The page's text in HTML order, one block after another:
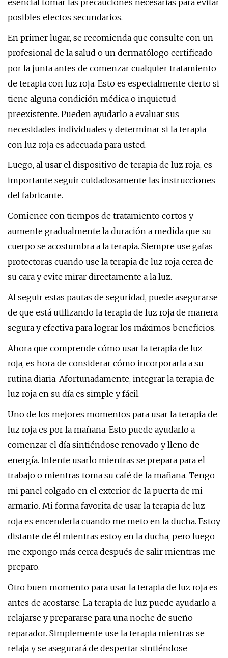
esencial tomar las precauciones necesarias para evitar
posibles efectos secundarios.
En primer lugar, se recomienda que consulte con un
profesional de la salud o un dermatólogo certificado
por la junta antes de comenzar cualquier tratamiento
de terapia con luz roja. Esto es especialmente cierto si
tiene alguna condición médica o inquietud
preexistente. Pueden ayudarlo a evaluar sus
necesidades individuales y determinar si la terapia
con luz roja es adecuada para usted.
Luego, al usar el dispositivo de terapia de luz roja, es
importante seguir cuidadosamente las instrucciones
del fabricante.
Comience con tiempos de tratamiento cortos y
aumente gradualmente la duración a medida que su
cuerpo se acostumbra a la terapia. Siempre use gafas
protectoras cuando use la terapia de luz roja cerca de
su cara y evite mirar directamente a la luz.
Al seguir estas pautas de seguridad, puede asegurarse
de que está utilizando la terapia de luz roja de manera
segura y efectiva para lograr los máximos beneficios.
Ahora que comprende cómo usar la terapia de luz
roja, es hora de considerar cómo incorporarla a su
rutina diaria. Afortunadamente, integrar la terapia de
luz roja en su día es simple y fácil.
Uno de los mejores momentos para usar la terapia de
luz roja es por la mañana. Esto puede ayudarlo a
comenzar el día sintiéndose renovado y lleno de
energía. Intente usarlo mientras se prepara para el
trabajo o mientras toma su café de la mañana. Tengo
mi panel colgado en el exterior de la puerta de mi
armario. Mi forma favorita de usar la terapia de luz
roja es encenderla cuando me meto en la ducha. Estoy
distante de él mientras estoy en la ducha, pero luego
me expongo más cerca después de salir mientras me
preparo.
Otro buen momento para usar la terapia de luz roja es
antes de acostarse. La terapia de luz puede ayudarlo a
relajarse y prepararse para una noche de sueño
reparador. Simplemente use la terapia mientras se
relaja y se asegurará de despertar sintiéndose